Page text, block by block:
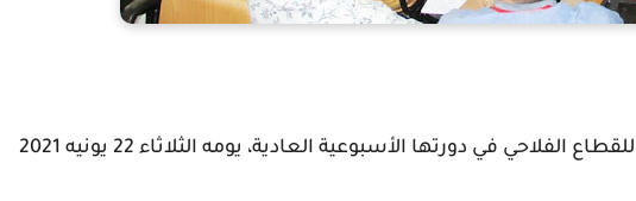
اجتمعت الكتابة التنفيذية للجامعة الوطنية للقطاع الفلاحي في دورتها الأسبوعية العادية، يومه الثلاثاء 22 يونيه 2021